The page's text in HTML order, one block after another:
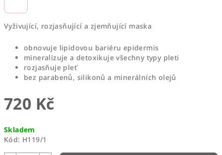
Vyživující, rozjasňující a zjemňující maska
obnovuje lipidovou bariéru epidermis
mineralizuje a detoxikuje všechny typy pleti
rozjasňuje pleť
bez parabenů, silikonů a minerálních olejů
720 Kč
cena:
Skladem
Kód: H119/1